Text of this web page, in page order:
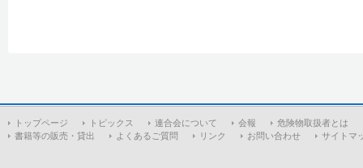
トップページ トピックス 連合会について 会報
危険物取扱者とは
書籍等の販売・貸出
よくあるご質問 リンク お問い合わせ サイトマ